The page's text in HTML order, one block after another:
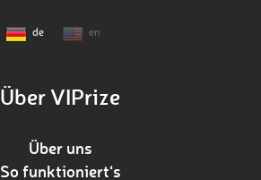
de en
Über VIPrize
Über uns
So funktioniert‘s